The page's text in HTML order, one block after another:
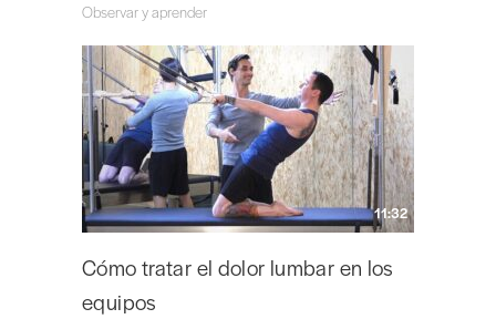
Observar y aprender
11:32
Cómo tratar el dolor lumbar en los
equipos